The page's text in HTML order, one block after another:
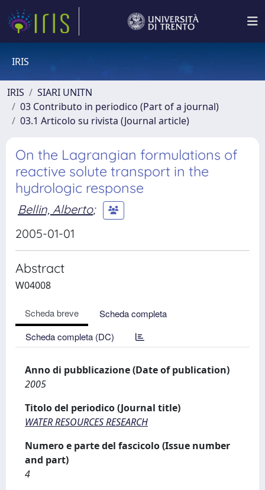
IRIS
IRIS
SIARI UNITN
03 Contributo in periodico (Part of a journal)
03.1 Articolo su rivista (Journal article)
On the Lagrangian formulations of
reactive solute transport in the
hydrologic response
Bellin, Alberto;
2005-01-01
Abstract
W04008
Scheda breve
Scheda completa
Scheda completa (DC)
Anno di pubblicazione (Date of publication)
2005
Titolo del periodico (Journal title)
WATER RESOURCES RESEARCH
Numero e parte del fascicolo (Issue number
and part)
4